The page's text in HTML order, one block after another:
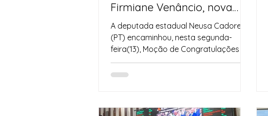
Firmiane Venâncio, nova
Defensora Pública Geral
A deputada estadual Neusa Cadore
(PT) encaminhou, nesta segunda-
feira(13), Moção de Congratulações à
Dra Firmiane Venâncio do Carmo...